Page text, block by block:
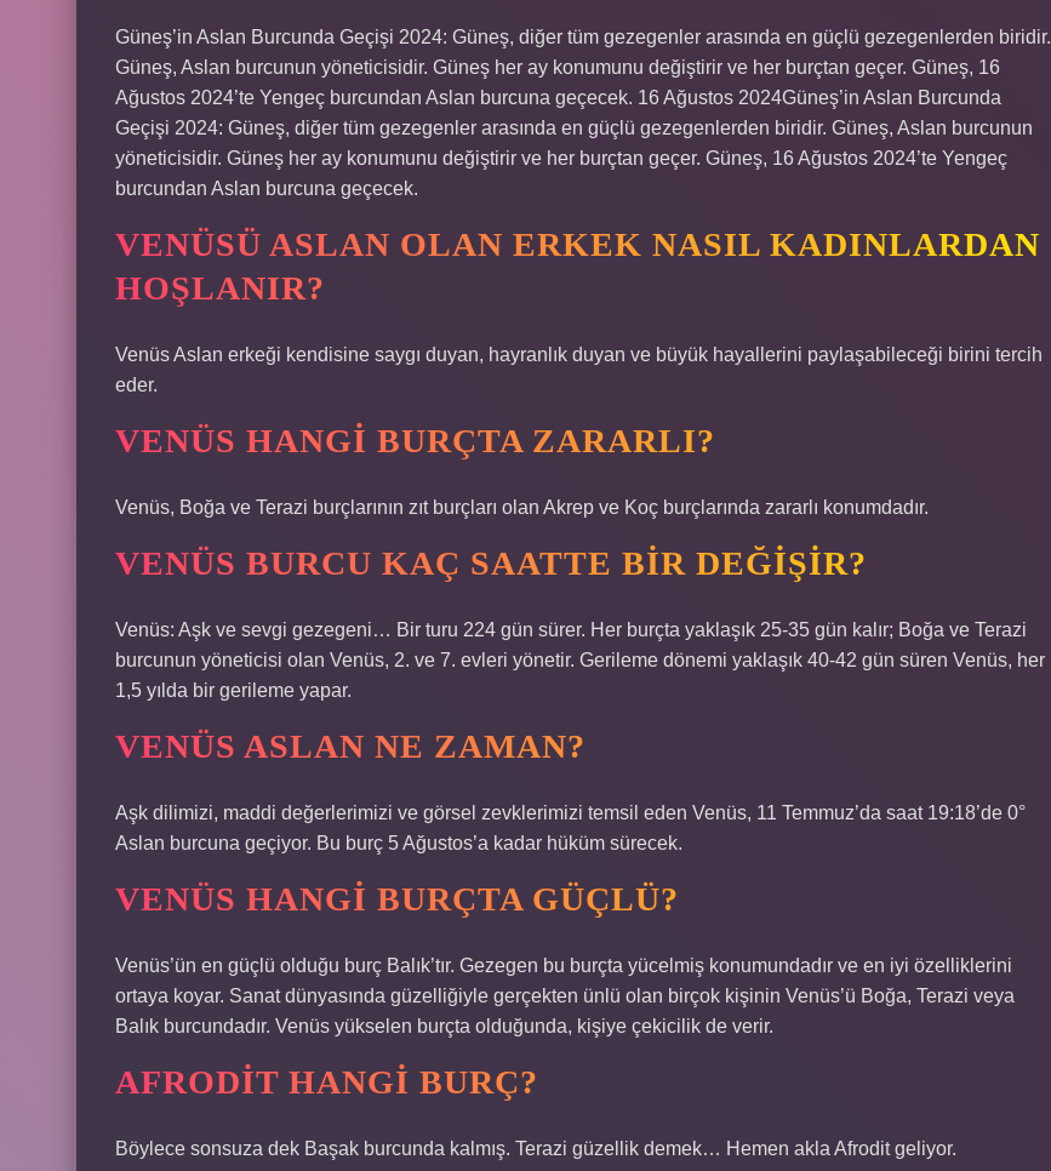
Güneş’in Aslan Burcunda Geçişi 2024: Güneş, diğer tüm gezegenler arasında en güçlü gezegenlerden biridir.
Güneş, Aslan burcunun yöneticisidir. Güneş her ay konumunu değiştirir ve her burçtan geçer. Güneş, 16
Ağustos 2024’te Yengeç burcundan Aslan burcuna geçecek. 16 Ağustos 2024Güneş’in Aslan Burcunda
Geçişi 2024: Güneş, diğer tüm gezegenler arasında en güçlü gezegenlerden biridir. Güneş, Aslan burcunun
yöneticisidir. Güneş her ay konumunu değiştirir ve her burçtan geçer. Güneş, 16 Ağustos 2024’te Yengeç
burcundan Aslan burcuna geçecek.
VENÜSÜ ASLAN OLAN ERKEK NASIL KADINLARDAN
HOŞLANIR?
Venüs Aslan erkeği kendisine saygı duyan, hayranlık duyan ve büyük hayallerini paylaşabileceği birini tercih
eder.
VENÜS HANGI BURÇTA ZARARLI?
Venüs, Boğa ve Terazi burçlarının zıt burçları olan Akrep ve Koç burçlarında zararlı konumdadır.
VENÜS BURCU KAÇ SAATTE BIR DEĞIŞIR?
Venüs: Aşk ve sevgi gezegeni… Bir turu 224 gün sürer. Her burçta yaklaşık 25-35 gün kalır; Boğa ve Terazi
burcunun yöneticisi olan Venüs, 2. ve 7. evleri yönetir. Gerileme dönemi yaklaşık 40-42 gün süren Venüs, her
1,5 yılda bir gerileme yapar.
VENÜS ASLAN NE ZAMAN?
Aşk dilimizi, maddi değerlerimizi ve görsel zevklerimizi temsil eden Venüs, 11 Temmuz’da saat 19:18’de 0°
Aslan burcuna geçiyor. Bu burç 5 Ağustos’a kadar hüküm sürecek.
VENÜS HANGI BURÇTA GÜÇLÜ?
Venüs’ün en güçlü olduğu burç Balık’tır. Gezegen bu burçta yücelmiş konumundadır ve en iyi özelliklerini
ortaya koyar. Sanat dünyasında güzelliğiyle gerçekten ünlü olan birçok kişinin Venüs’ü Boğa, Terazi veya
Balık burcundadır. Venüs yükselen burçta olduğunda, kişiye çekicilik de verir.
AFRODIT HANGI BURÇ?
Böylece sonsuza dek Başak burcunda kalmış. Terazi güzellik demek… Hemen akla Afrodit geliyor.